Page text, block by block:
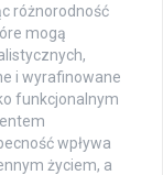
różnorodność
mogą
i wyrafinowane
funkcjonalnym
wpływa
życiem, a